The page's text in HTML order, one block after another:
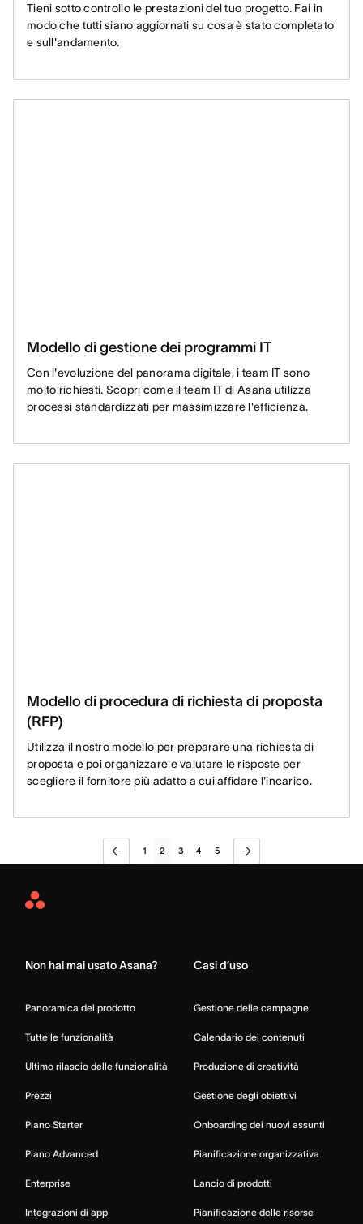
Tieni sotto controllo le prestazioni del tuo progetto. Fai in
modo che tutti siano aggiornati su cosa è stato completato
e sull'andamento.
Modello di gestione dei programmi IT
Con l'evoluzione del panorama digitale, i team IT sono
molto richiesti. Scopri come il team IT di Asana utilizza
processi standardizzati per massimizzare l'efficienza.
Modello di procedura di richiesta di proposta
(RFP)
Utilizza il nostro modello per preparare una richiesta di
proposta e poi organizzare e valutare le risposte per
scegliere il fornitore più adatto a cui affidare l'incarico.
1 2 3 4 5
Asana
Non hai mai usato Asana?
Panoramica del prodotto
Tutte le funzionalità
Ultimo rilascio delle funzionalità
Prezzi
Piano Starter
Piano Advanced
Enterprise
Integrazioni di app
Casi d’uso
Gestione delle campagne
Calendario dei contenuti
Produzione di creatività
Gestione degli obiettivi
Onboarding dei nuovi assunti
Pianificazione organizzativa
Lancio di prodotti
Pianificazione delle risorse